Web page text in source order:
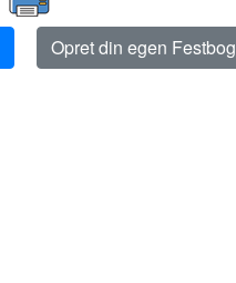
Opret din egen Festbog